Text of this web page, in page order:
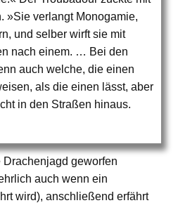
»Sie verlangt Monogamie,
und selber wirft sie mit
nach einem. … Bei den
auch welche, die einen
als die einen lässt, aber
in den Straßen hinaus.
geworfen
auch wenn ein
wird), anschließend erfährt